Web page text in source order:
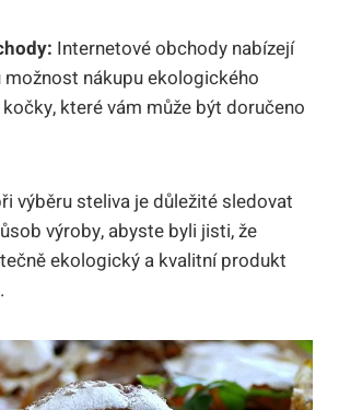
Internetové obchody nabízejí
nákupu ekologického
které vám může být doručeno
výběru steliva je důležité sledovat
výroby, abyste byli jisti, že
ekologický a kvalitní produkt